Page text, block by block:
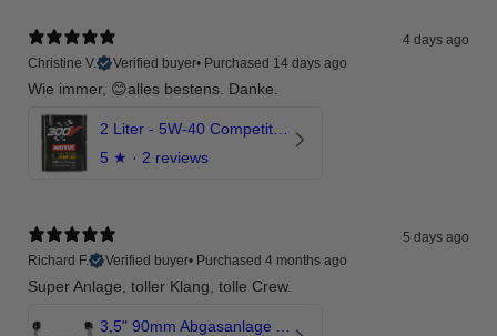
4 days ago
Christine V.
Verified buyer• Purchased 14 days ago
Wie immer, 😊alles bestens. Danke.
5 ★ · 2 reviews
5 days ago
Richard F.
Verified buyer• Purchased 4 months ago
Super Anlage, toller Klang, tolle Crew.